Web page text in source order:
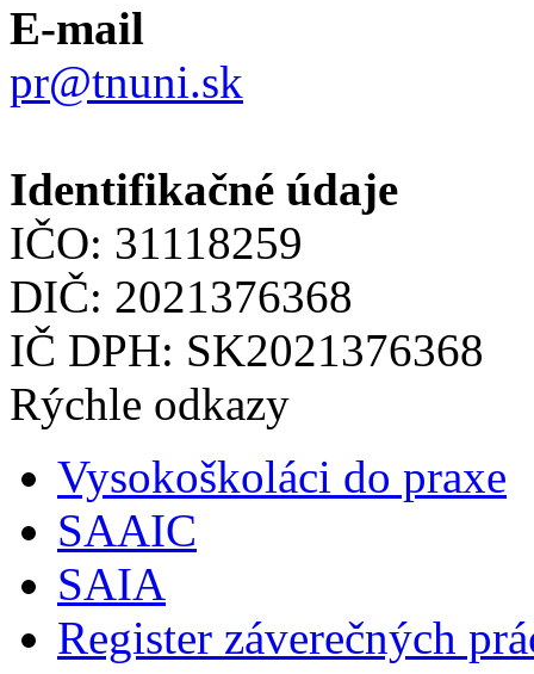
E-mail
pr@tnuni.sk
Identifikačné údaje
IČO: 31118259
DIČ: 2021376368
IČ DPH: SK2021376368
Rýchle odkazy
Vysokoškoláci do praxe
SAAIC
SAIA
Register záverečných